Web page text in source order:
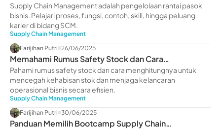
Contohnya
Supply Chain Management adalah pengelolaan rantai pasok
bisnis. Pelajari proses, fungsi, contoh, skill, hingga peluang
karier di bidang SCM.
Supply Chain Management
Farijihan Putri 26/06/2025
Memahami Rumus Safety Stock dan Cara
Menghitungnya
Pahami rumus safety stock dan cara menghitungnya untuk
mencegah kehabisan stok dan menjaga kelancaran
operasional bisnis secara efisien.
Supply Chain Management
Farijihan Putri 30/06/2025
Panduan Memilih Bootcamp Supply Chain